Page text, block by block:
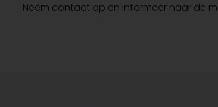
Neem contact op en informeer naar de